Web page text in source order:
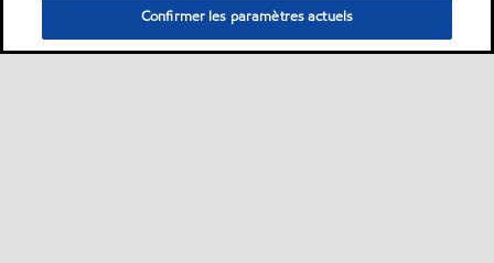
Confirmer les paramètres actuels